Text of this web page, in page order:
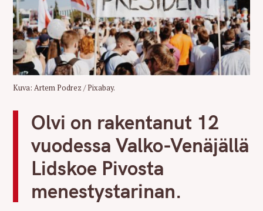
Kuva: Artem Podrez / Pixabay.
Olvi on rakentanut 12
vuodessa Valko-Venäjällä
Lidskoe Pivosta
menestystarinan.